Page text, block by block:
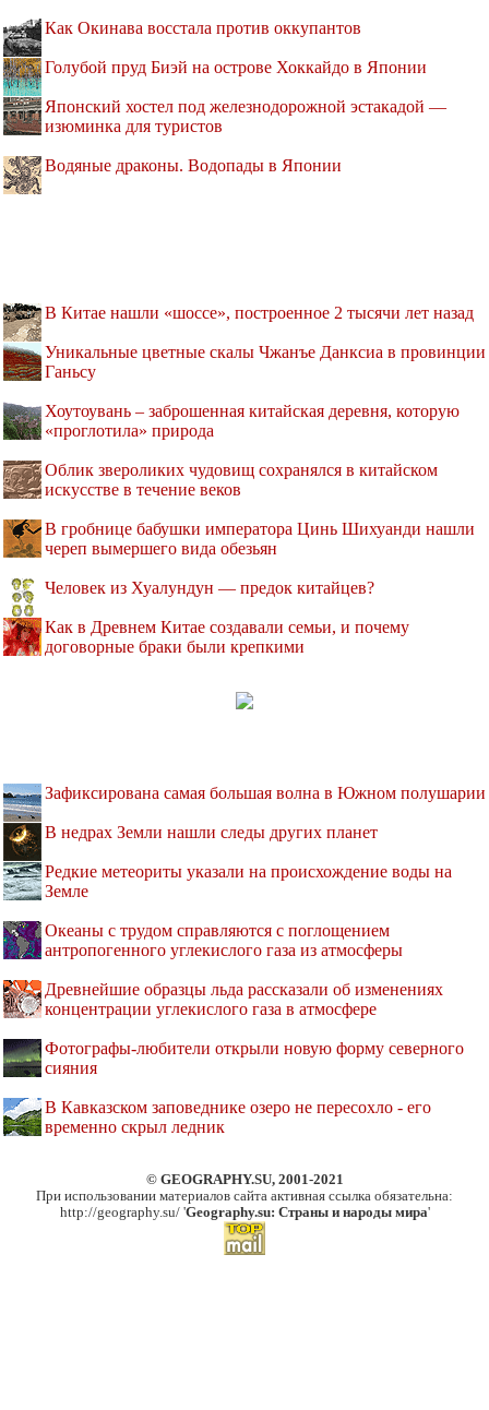
Как Окинава восстала против оккупантов
Голубой пруд Биэй на острове Хоккайдо в Японии
Японский хостел под железнодорожной эстакадой —
изюминка для туристов
Водяные драконы. Водопады в Японии
В Китае нашли «шоссе», построенное 2 тысячи лет назад
Уникальные цветные скалы Чжанъе Данксиа в провинции
Ганьсу
Хоутоувань – заброшенная китайская деревня, которую
«проглотила» природа
Облик звероликих чудовищ сохранялся в китайском
искусстве в течение веков
В гробнице бабушки императора Цинь Шихуанди нашли
череп вымершего вида обезьян
Человек из Хуалундун — предок китайцев?
Как в Древнем Китае создавали семьи, и почему
договорные браки были крепкими
Зафиксирована самая большая волна в Южном полушарии
В недрах Земли нашли следы других планет
Редкие метеориты указали на происхождение воды на
Земле
Океаны с трудом справляются с поглощением
антропогенного углекислого газа из атмосферы
Древнейшие образцы льда рассказали об изменениях
концентрации углекислого газа в атмосфере
Фотографы-любители открыли новую форму северного
сияния
В Кавказском заповеднике озеро не пересохло - его
временно скрыл ледник
© GEOGRAPHY.SU, 2001-2021
При использовании материалов сайта активная ссылка обязательна:
http://geography.su/ 'Geography.su: Страны и народы мира'